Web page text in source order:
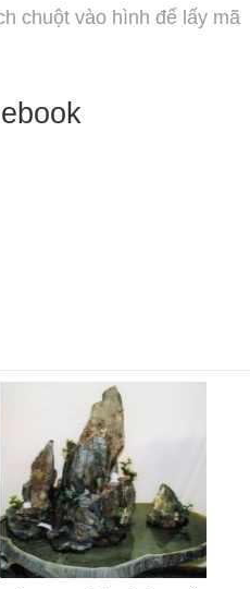
chuột vào hình để lấy mã